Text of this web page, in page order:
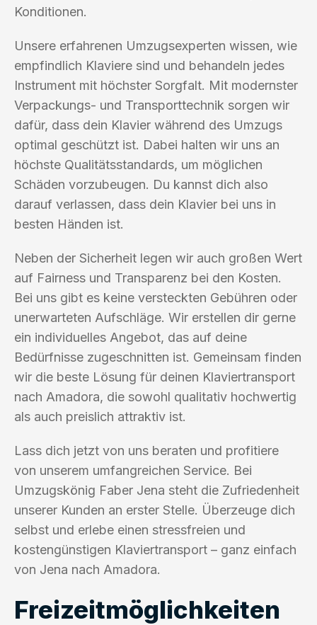
Konditionen.
Unsere erfahrenen Umzugsexperten wissen, wie
empfindlich Klaviere sind und behandeln jedes
Instrument mit höchster Sorgfalt. Mit modernster
Verpackungs- und Transporttechnik sorgen wir
dafür, dass dein Klavier während des Umzugs
optimal geschützt ist. Dabei halten wir uns an
höchste Qualitätsstandards, um möglichen
Schäden vorzubeugen. Du kannst dich also
darauf verlassen, dass dein Klavier bei uns in
besten Händen ist.
Neben der Sicherheit legen wir auch großen Wert
auf Fairness und Transparenz bei den Kosten.
Bei uns gibt es keine versteckten Gebühren oder
unerwarteten Aufschläge. Wir erstellen dir gerne
ein individuelles Angebot, das auf deine
Bedürfnisse zugeschnitten ist. Gemeinsam finden
wir die beste Lösung für deinen Klaviertransport
nach Amadora, die sowohl qualitativ hochwertig
als auch preislich attraktiv ist.
Lass dich jetzt von uns beraten und profitiere
von unserem umfangreichen Service. Bei
Umzugskönig Faber Jena steht die Zufriedenheit
unserer Kunden an erster Stelle. Überzeuge dich
selbst und erlebe einen stressfreien und
kostengünstigen Klaviertransport – ganz einfach
von Jena nach Amadora.
Freizeitmöglichkeiten